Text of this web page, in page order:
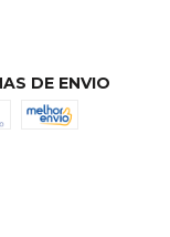
DE ENVIO